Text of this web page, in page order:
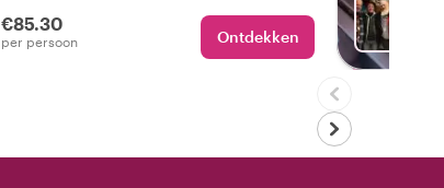
door de wijken - jouw wensen zijn onze
opdracht!
€85.30
per persoon Ontdekken